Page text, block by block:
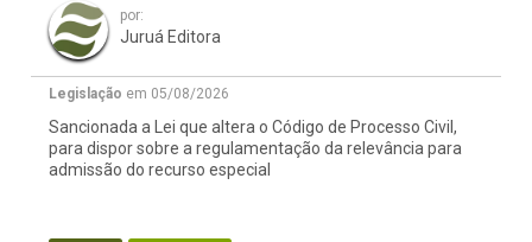
por:
Juruá Editora
Legislação em 05/08/2026
Sancionada a Lei que altera o Código de Processo Civil,
para dispor sobre a regulamentação da relevância para
admissão do recurso especial